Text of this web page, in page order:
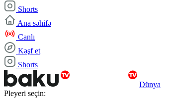
Shorts
Ana səhifə
Canlı
Kəşf et
Shorts
Dünya
Pleyeri seçin: